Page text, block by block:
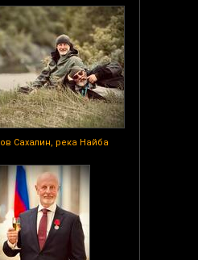
Сахалин, река Найба